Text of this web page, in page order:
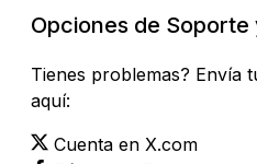
Opciones de
Tienes problemas? Envía
aquí:
Cuenta en X.com